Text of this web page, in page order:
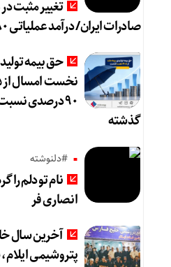
تغییر مثبت
صادرات ایران/ درآمد عملیاتی ۸۰ درصد رشد کرد
حق بیمه
۹۰ درصدی
گذشته
#دلنوشته
نام تو دلم
انصاری فر
آخرین سال
پتروشیمی